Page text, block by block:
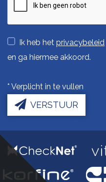
Ik heb het privacybeleid
en ga hiermee akkoord.
* Verplicht in te vullen
VERSTUUR